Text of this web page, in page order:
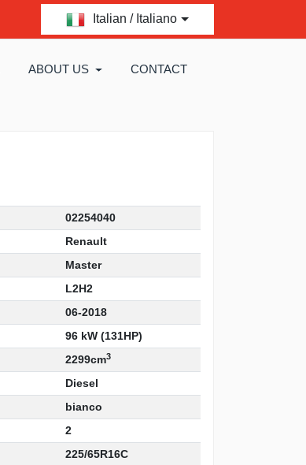
Italian / Italiano
ABOUT US CONTACT
02254040
Renault
Master
L2H2
06-2018
96 kW (131HP)
2299cm3
Diesel
bianco
2
225/65R16C